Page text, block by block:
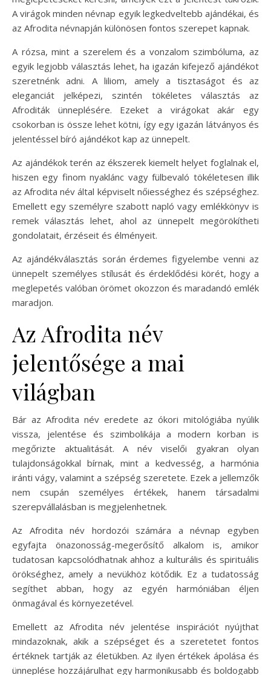
A virágok minden névnap egyik legkedveltebb ajándékai, és
az Afrodita névnapján különösen fontos szerepet kapnak.
A rózsa, mint a szerelem és a vonzalom szimbóluma, az
egyik legjobb választás lehet, ha igazán kifejező ajándékot
szeretnénk adni. A liliom, amely a tisztaságot és az
eleganciát jelképezi, szintén tökéletes választás az
Afroditák ünneplésére. Ezeket a virágokat akár egy
csokorban is össze lehet kötni, így egy igazán látványos és
jelentéssel bíró ajándékot kap az ünnepelt.
Az ajándékok terén az ékszerek kiemelt helyet foglalnak el,
hiszen egy finom nyaklánc vagy fülbevaló tökéletesen illik
az Afrodita név által képviselt nőiességhez és szépséghez.
Emellett egy személyre szabott napló vagy emlékkönyv is
remek választás lehet, ahol az ünnepelt megörökítheti
gondolatait, érzéseit és élményeit.
Az ajándékválasztás során érdemes figyelembe venni az
ünnepelt személyes stílusát és érdeklődési körét, hogy a
meglepetés valóban örömet okozzon és maradandó emlék
maradjon.
Az Afrodita név
jelentősége a mai
világban
Bár az Afrodita név eredete az ókori mitológiába nyúlik
vissza, jelentése és szimbolikája a modern korban is
megőrizte aktualitását. A név viselői gyakran olyan
tulajdonságokkal bírnak, mint a kedvesség, a harmónia
iránti vágy, valamint a szépség szeretete. Ezek a jellemzők
nem csupán személyes értékek, hanem társadalmi
szerepvállalásban is megjelenhetnek.
Az Afrodita név hordozói számára a névnap egyben
egyfajta önazonosság-megerősítő alkalom is, amikor
tudatosan kapcsolódhatnak ahhoz a kulturális és spirituális
örökséghez, amely a nevükhöz kötődik. Ez a tudatosság
segíthet abban, hogy az egyén harmóniában éljen
önmagával és környezetével.
Emellett az Afrodita név jelentése inspirációt nyújthat
mindazoknak, akik a szépséget és a szeretetet fontos
értéknek tartják az életükben. Az ilyen értékek ápolása és
ünneplése hozzájárulhat egy harmonikusabb és boldogabb